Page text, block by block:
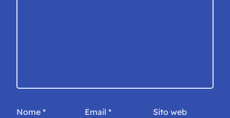
Nome * Email * Sito web